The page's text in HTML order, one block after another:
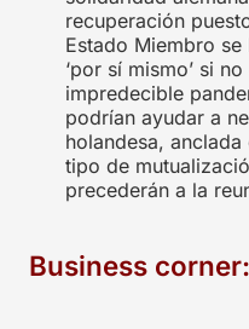
recuperación
Estado Miembro
‘por sí mismo’ si
impredecible
podrían ayudar a
holandesa,
tipo de
precederán a la
Business